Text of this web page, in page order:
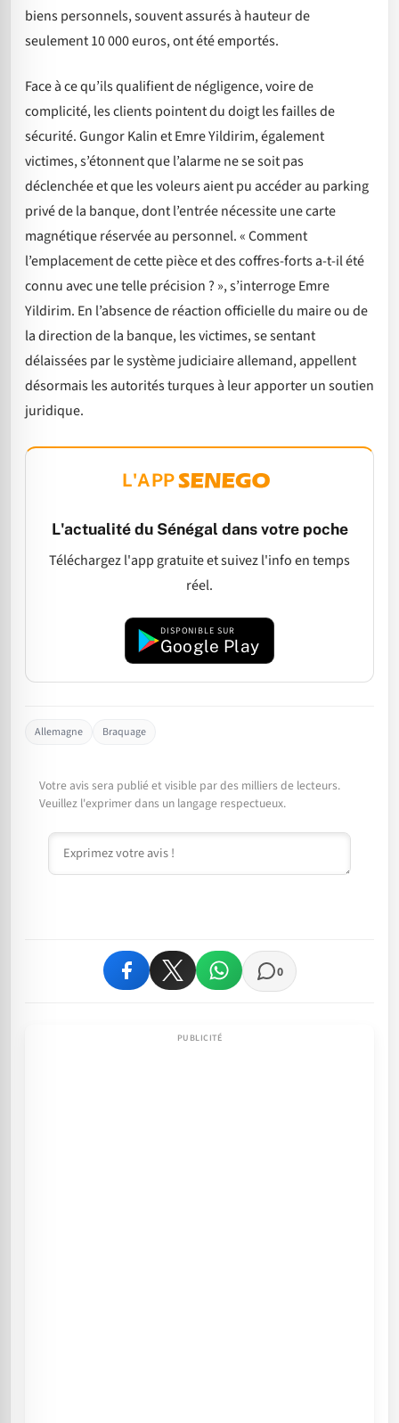
biens personnels, souvent assurés à hauteur de
seulement 10 000 euros, ont été emportés.
Face à ce qu’ils qualifient de négligence, voire de
complicité, les clients pointent du doigt les failles de
sécurité. Gungor Kalin et Emre Yildirim, également
victimes, s’étonnent que l’alarme ne se soit pas
déclenchée et que les voleurs aient pu accéder au parking
privé de la banque, dont l’entrée nécessite une carte
magnétique réservée au personnel. « Comment
l’emplacement de cette pièce et des coffres-forts a-t-il été
connu avec une telle précision ? », s’interroge Emre
Yildirim. En l’absence de réaction officielle du maire ou de
la direction de la banque, les victimes, se sentant
délaissées par le système judiciaire allemand, appellent
désormais les autorités turques à leur apporter un soutien
juridique.
L'APP
L'actualité du Sénégal dans votre poche
Téléchargez l'app gratuite et suivez l'info en temps
réel.
DISPONIBLE SUR
Google Play
Allemagne Braquage
Votre avis sera publié et visible par des milliers de lecteurs.
Veuillez l'exprimer dans un langage respectueux.
Commentaire
0